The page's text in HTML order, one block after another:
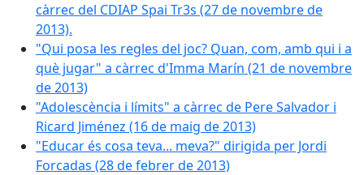
càrrec del CDIAP Spai Tr3s (27 de novembre de
2013).
"Qui posa les regles del joc? Quan, com, amb qui i a
què jugar" a càrrec d'Imma Marín (21 de novembre
de 2013)
"Adolescència i límits" a càrrec de Pere Salvador i
Ricard Jiménez (16 de maig de 2013)
"Educar és cosa teva... meva?" dirigida per Jordi
Forcadas (28 de febrer de 2013)